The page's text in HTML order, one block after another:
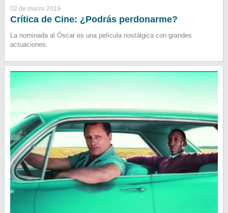
02 de marzo 2019
Crítica de Cine: ¿Podrás perdonarme?
La nominada al Óscar es una película nostálgica con grandes
actuaciones.